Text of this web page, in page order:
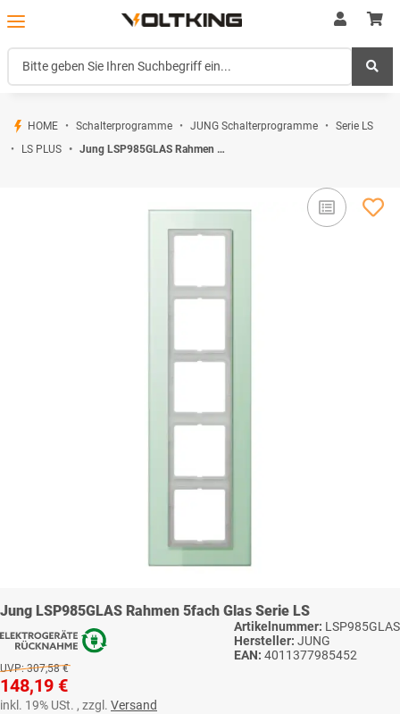
HOME Schalterprogramme JUNG Schalterprogramme
Serie LS
LS PLUS
Jung LSP985GLAS Rahmen 5fach Glas Serie LS
Jung LSP985GLAS Rahmen 5fach Glas Serie LS
Artikelnummer: LSP985GLAS
Hersteller: JUNG
EAN: 4011377985452
UVP: 307,58 €
148,19 €
inkl. 19% USt. , zzgl. Versand